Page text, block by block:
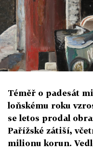
Téměř o padesát
loňskému roku
se letos prodal
Pařížské zátiší,
milionu korun.